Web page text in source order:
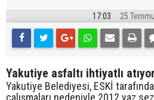
17:03 25
Yakutiye asfaltı ihtiyatlı atıyor
Yakutiye Belediyesi, ESKİ
çalışmaları nedeniyle 2012 yaz